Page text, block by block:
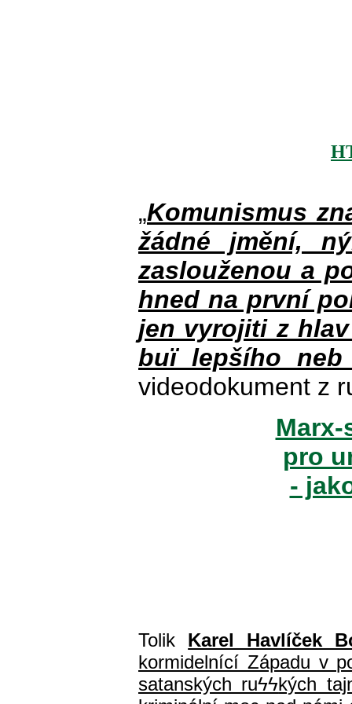
„Komunismus
žádné jmění,
zaslouženou a
hned na první
jen vyrojiti z
buï lepšího
videodokument z
pro
-
Tolik Karel Havlíček
kormidelnící Západu v
satanských ruϟϟkých